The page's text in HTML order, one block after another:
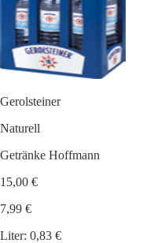
Gerolsteiner
Naturell
Getränke Hoffmann
15,00 €
7,99 €
Liter: 0,83 €